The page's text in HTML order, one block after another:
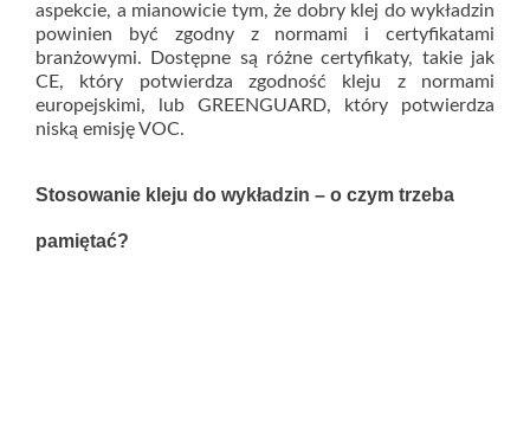
aspekcie, a mianowicie tym, że dobry klej do wykładzin
powinien być zgodny z normami i certyfikatami
branżowymi. Dostępne są różne certyfikaty, takie jak
CE, który potwierdza zgodność kleju z normami
europejskimi, lub GREENGUARD, który potwierdza
niską emisję VOC.
Stosowanie kleju do wykładzin – o czym trzeba
pamiętać?